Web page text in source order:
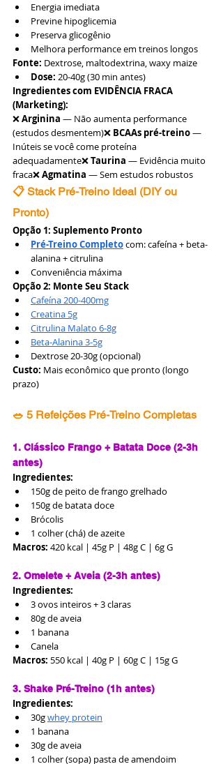
Energia imediata
Previne hipoglicemia
Preserva glicogênio
Melhora performance em treinos longos
Fonte: Dextrose, maltodextrina, waxy maize
Dose: 20-40g (30 min antes)
Ingredientes com EVIDÊNCIA FRACA
(Marketing):
❌ Arginina — Não aumenta performance
(estudos desmentem)❌ BCAAs pré-treino —
Inúteis se você come proteína
adequadamente❌ Taurina — Evidência muito
fraca❌ Agmatina — Sem estudos robustos
📋 Stack Pré-Treino Ideal (DIY ou
Pronto)
Opção 1: Suplemento Pronto
Pré-Treino Completo com: cafeína + beta-
alanina + citrulina
Conveniência máxima
Opção 2: Monte Seu Stack
Cafeína 200-400mg
Creatina 5g
Citrulina Malato 6-8g
Beta-Alanina 3-5g
Dextrose 20-30g (opcional)
Custo: Mais econômico que pronto (longo
prazo)
🥗 5 Refeições Pré-Treino Completas
1. Clássico Frango + Batata Doce (2-3h
antes)
Ingredientes:
150g de peito de frango grelhado
150g de batata doce
Brócolis
1 colher (chá) de azeite
Macros: 420 kcal | 45g P | 48g C | 6g G
2. Omelete + Aveia (2-3h antes)
Ingredientes:
3 ovos inteiros + 3 claras
80g de aveia
1 banana
Canela
Macros: 550 kcal | 40g P | 60g C | 15g G
3. Shake Pré-Treino (1h antes)
Ingredientes:
30g whey protein
1 banana
30g de aveia
1 colher (sopa) pasta de amendoim